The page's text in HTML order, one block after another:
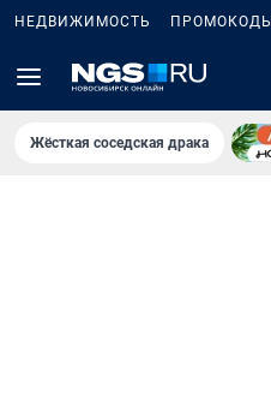
НЕДВИЖИМОСТЬ ПРОМОКОДЫ
Жёсткая соседская драка